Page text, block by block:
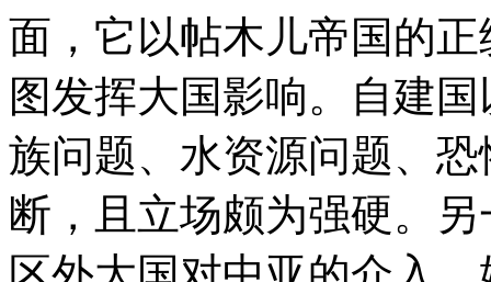
面，它以帖木儿帝国的
图发挥大国影响。自建
族问题、水资源问题、
断，且立场颇为强硬。